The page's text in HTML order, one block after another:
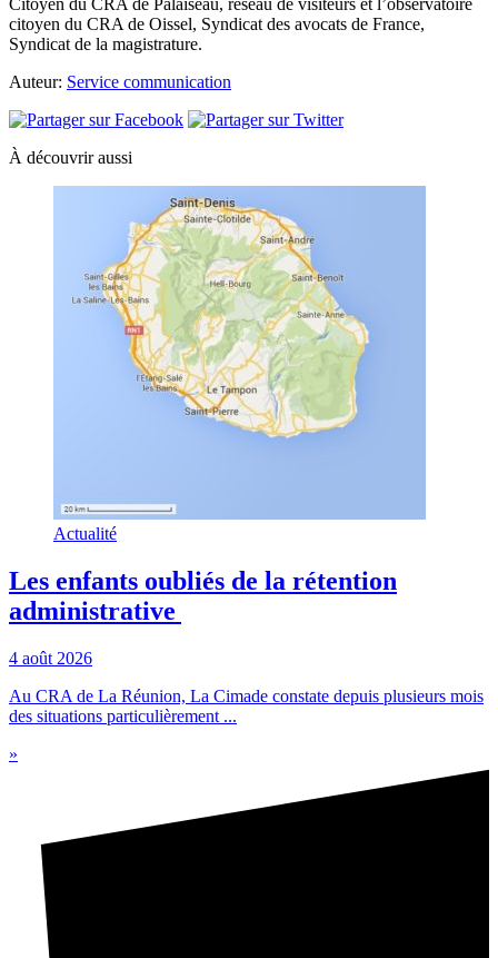
citoyen du CRA de Oissel, Syndicat des avocats de France,
Syndicat de la magistrature.
Auteur: Service communication
À découvrir aussi
Actualité
Les enfants oubliés de la rétention
administrative
4 août 2026
Au CRA de La Réunion, La Cimade constate depuis plusieurs mois
des situations particulièrement ...
»